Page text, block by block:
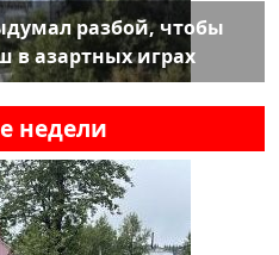
разбой, чтобы
в азартных играх
недели